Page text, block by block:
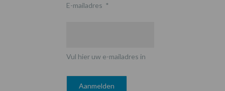
E-mailadres *
Vul hier uw e-mailadres in